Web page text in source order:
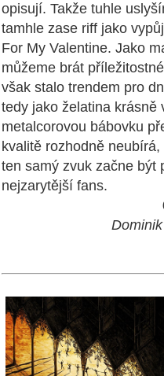
opisují. Takže tuhle
tamhle zase riff jako
For My Valentine. Jako
můžeme brát
však stalo trendem pro
tedy jako želatina krásně
metalcorovou bábovku
kvalitě rozhodně
ten samý zvuk začne být
nejzarytější fans.